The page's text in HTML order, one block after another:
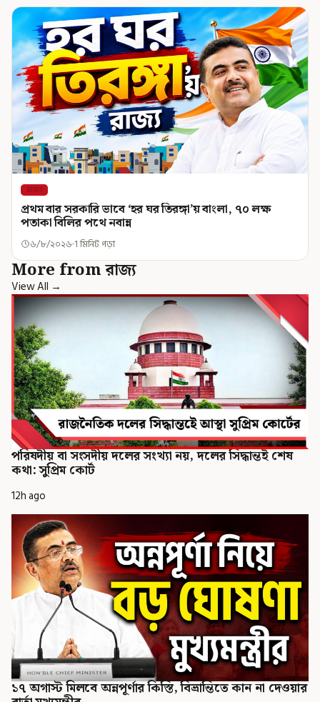
রাজ্য
প্রথম বার সরকারি ভাবে ‘হর ঘর তিরঙ্গা’য় বাংলা, ৭০ লক্ষ
পতাকা বিলির পথে নবান্ন
৬/৮/২০২৬ 1 মিনিট পড়া
More from রাজ্য
View All →
পরিষদীয় বা সংসদীয় দলের সংখ্যা নয়, দলের সিদ্ধান্তই শেষ
কথা: সুপ্রিম কোর্ট
12h ago
১৭ অগাস্ট মিলবে অন্নপূর্ণার কিস্তি, বিভ্রান্তিতে কান না দেওয়ার